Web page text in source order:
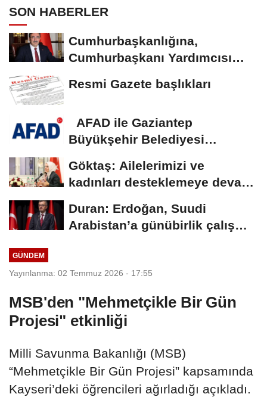
SON HABERLER
Cumhurbaşkanlığına,
Cumhurbaşkanı Yardımcısı
Resmi Gazete başlıkları
AFAD ile Gaziantep
Büyükşehir Belediyesi
Göktaş: Ailelerimizi ve
kadınları desteklemeye devam
Duran: Erdoğan, Suudi
Arabistan’a günübirlik çalışma
GÜNDEM
Yayınlanma: 02 Temmuz 2026 - 17:55
MSB'den "Mehmetçikle Bir Gün
Projesi" etkinliği
Milli Savunma Bakanlığı (MSB)
“Mehmetçikle Bir Gün Projesi” kapsamında
Kayseri’deki öğrencileri ağırladığı açıkladı.